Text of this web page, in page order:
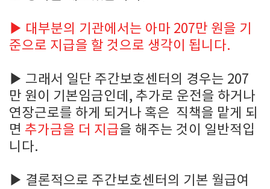
▶ 대부분의 기관에서는 아마 207만 원을 기
준으로 지급을 할 것으로 생각이 됩니다.
▶ 그래서 일단 주간보호센터의 경우는 207
만 원이 기본임금인데, 추가로 운전을 하거나
연장근로를 하게 되거나 혹은 직책을 맡게 되
면 추가금을 더 지급을 해주는 것이 일반적입
니다.
▶ 결론적으로 주간보호센터의 기본 월급여